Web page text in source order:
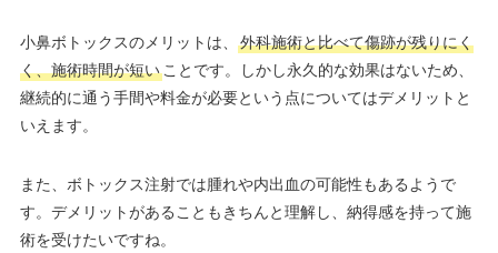
小鼻ボトックスのメリットは、
外科施術と比べて傷跡が残りにく
く、施術時間が短いことです。しかし永久的な効果はないため、
継続的に通う手間や料金が必要という点についてはデメリットと
いえます。
また、ボトックス注射では腫れや内出血の可能性もあるようで
す。デメリットがあることもきちんと理解し、納得感を持って施
術を受けたいですね。